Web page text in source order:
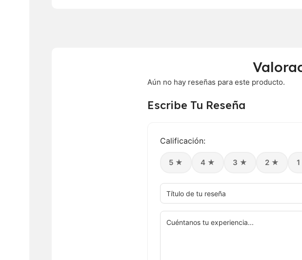
Aún no hay reseñas para este producto.
Escribe Tu Reseña
Calificación:
5 ★ 4 ★ 3 ★ 2 ★